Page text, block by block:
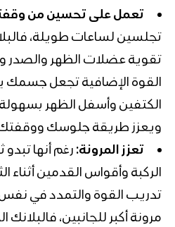
تعمل على تحسين من
تجلسين لساعات طويلة،
تقوية عضلات الظهر والصدر
القوة الإضافية تجعل جسمك
الكتفين وأسفل الظهر بسهولة،
ويعزز طريقة جلوسك ووقفتك
تعزز المرونة: رغم أنها تبدو
الركبة وأقواس القدمين أثناء
تدريب القوة والتمدد في نفس
مرونة أكبر للجانبين، فالبلانك